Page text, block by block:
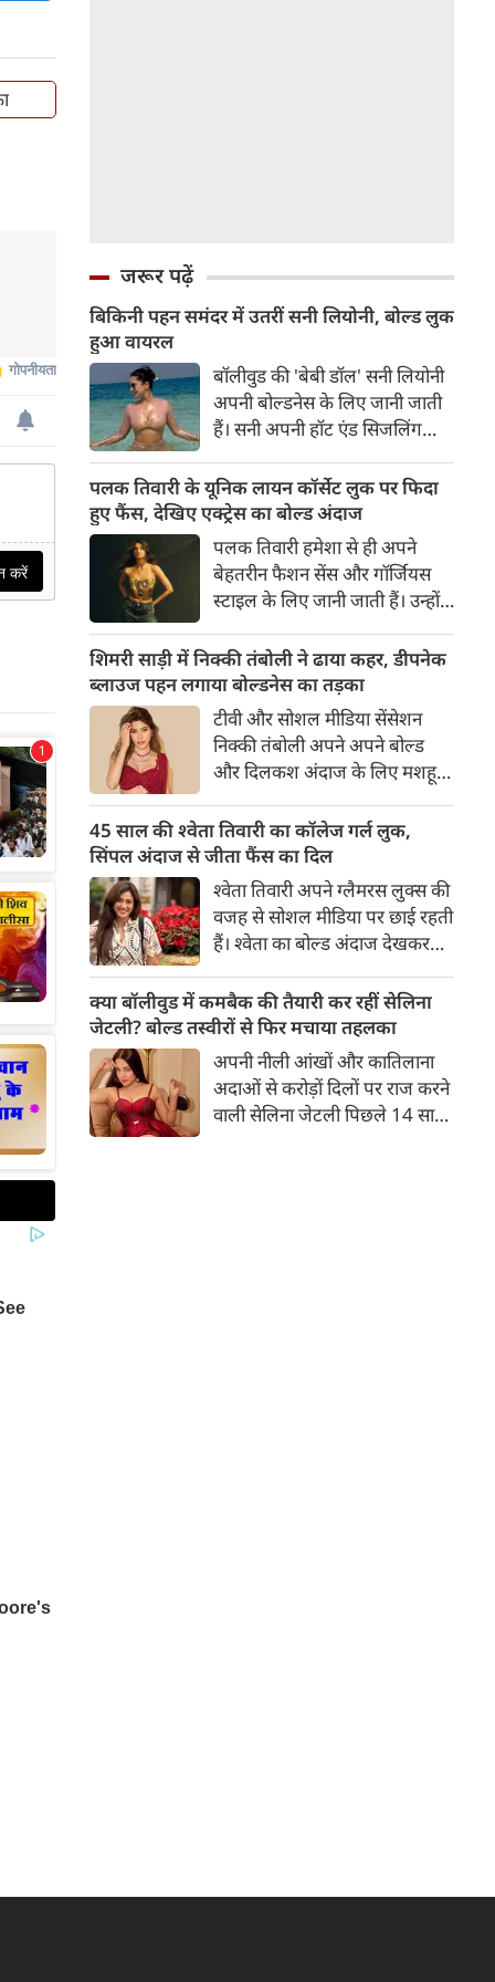
जरूर पढ़ें
बिकिनी पहन समंदर में उतरीं सनी लियोनी, बोल्ड लुक
हुआ वायरल
बॉलीवुड की 'बेबी डॉल' सनी लियोनी
अपनी बोल्डनेस के लिए जानी जाती
हैं। सनी अपनी हॉट एंड सिजलिंग
रहती हैं। फैंस सनी लियोनी की तस्वीरों
का बेसब्री से इंतजार करते हैं। इस बार
सनी लियोनी ने मालदीव वेकेशन से
अपनी कुछ बोल्ड तस्वीरें शेयर की है।
पलक तिवारी के यूनिक लायन कॉर्सेट लुक पर फिदा
हुए फैंस, देखिए एक्ट्रेस का बोल्ड अंदाज
पलक तिवारी हमेशा से ही अपने
बेहतरीन फैशन सेंस और गॉर्जियस
स्टाइल के लिए जानी जाती हैं। उन्होंने
फिर फैंस का दिल जीत लिया है।
पलक ने एक बेहद यूनीक और
स्टाइलिश गोल्डन कॉर्सेट टॉप में
अपनी कुछ तस्वीरें शेयर की है।
शिमरी साड़ी में निक्की तंबोली ने ढाया कहर, डीपनेक
ब्लाउज पहन लगाया बोल्डनेस का तड़का
टीवी और सोशल मीडिया सेंसेशन
निक्की तंबोली अपने अपने बोल्ड
और दिलकश अंदाज के लिए मशहूर
इंटरनेट पर तहलका मचाती रहती हैं।
इस बार निक्की ने मरून कलर की
साड़ी में अपनी कुछ सुपर सिजलिंग
तस्वीरें शेयर की है। खूबसूरत शिमरी
साड़ी में निक्की की अदाएं देखने
लायक है।
45 साल की श्वेता तिवारी का कॉलेज गर्ल लुक,
सिंपल अंदाज से जीता फैंस का दिल
श्वेता तिवारी अपने ग्लैमरस लुक्स की
वजह से सोशल मीडिया पर छाई रहती
हैं। श्वेता का बोल्ड अंदाज देखकर
बच्चों की मां हैं। 45 साल की श्वेता
तिवारी की तस्वीरों पर फैंस जमकर
प्यार लुटाते हैं। इस बार श्वेता तिवारी
ने वेकेशन से अपनी कुछ तस्वीरें शेयर
की है।
क्या बॉलीवुड में कमबैक की तैयारी कर रहीं सेलिना
जेटली? बोल्ड तस्वीरों से फिर मचाया तहलका
अपनी नीली आंखों और कातिलाना
अदाओं से करोड़ों दिलों पर राज करने
वाली सेलिना जेटली पिछले 14 साल